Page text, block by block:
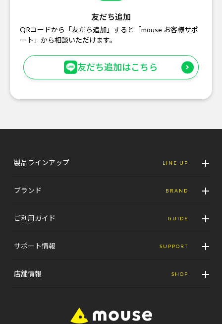
友だち追加
QRコードから「友だち追加」すると「mouse お客様サポ
ート」から相談いただけます。
友だち追加はこちら
製品ラインアップ LINE UP
ブランド BRAND
ご利用ガイド GUIDE
サポート情報 SUPPORT
店舗情報 SHOP